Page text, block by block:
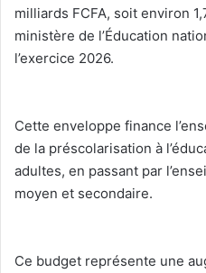
milliards FCFA, soit environ
ministère de l’Éducation
l’exercice 2026.
‎Cette enveloppe finance
de la préscolarisation à
adultes, en passant par
moyen et secondaire.
‎Ce budget représente une